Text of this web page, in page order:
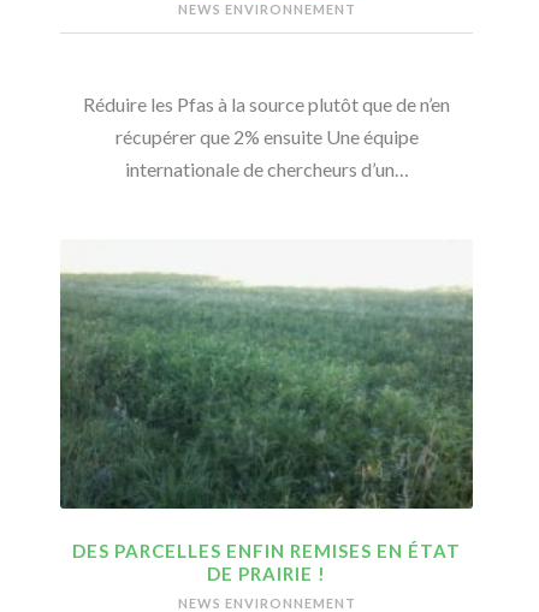
NEWS ENVIRONNEMENT
Réduire les Pfas à la source plutôt que de n’en
récupérer que 2% ensuite Une équipe
internationale de chercheurs d’un…
DES PARCELLES ENFIN REMISES EN ÉTAT
DE PRAIRIE !
NEWS ENVIRONNEMENT